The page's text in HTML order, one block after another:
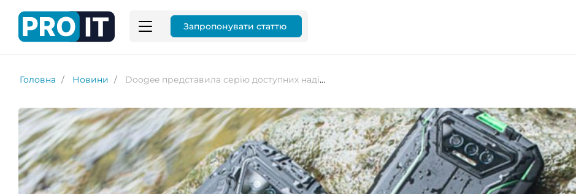
Запропонувати статтю
Головна Новини Doogee представила серію доступних надійних смартфонів Doogee S41